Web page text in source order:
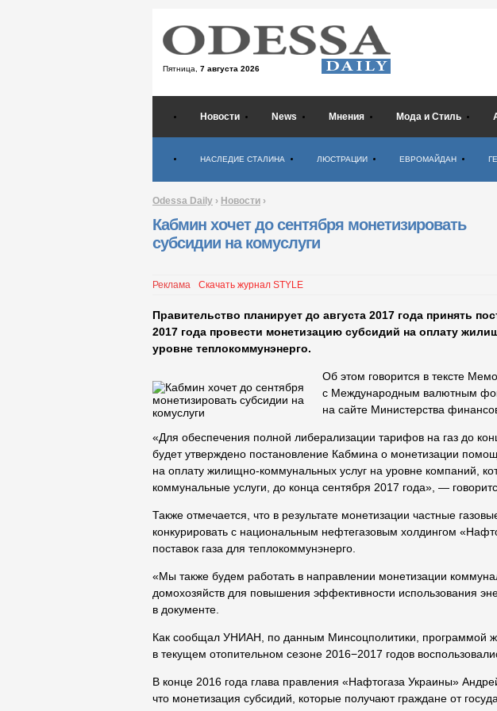
Пятница, 7 августа 2026
Новости News Мнения Мода и Стиль
НАСЛЕДИЕ СТАЛИНА ЛЮСТРАЦИИ ЕВРОМАЙДАН
Odessa Daily › Новости ›
Кабмин хочет до сентября монетизировать
субсидии на комуслуги
Реклама Скачать журнал STYLE
Правительство планирует до августа 2017 года принять
2017 года провести монетизацию субсидий на оплату
уровне теплокоммунэнерго.
Об этом говорится в тексте
с Международным валютным
на сайте Министерства
«Для обеспечения полной либерализации тарифов на газ до
будет утверждено постановление Кабмина о монетизации
на оплату жилищно-коммунальных услуг на уровне компаний,
коммунальные услуги, до конца сентября 2017 года», —
Также отмечается, что в результате монетизации частные
конкурировать с национальным нефтегазовым холдингом
поставок газа для теплокоммунэнерго.
«Мы также будем работать в направлении монетизации
домохозяйств для повышения эффективности использования
в документе.
Как сообщал УНИАН, по данным Минсоцполитики, программой
в текущем отопительном сезоне 2016−2017 годов
В конце 2016 года глава правления «Нафтогаза Украины»
что монетизация субсидий, которые получают граждане от